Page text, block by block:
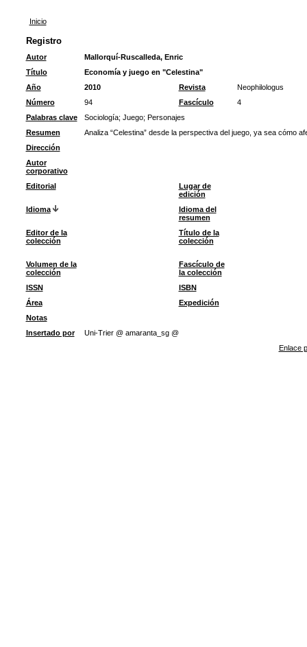
Inicio
Registro
Autor
Mallorquí-Ruscalleda, Enric
Título
Economía y juego en "Celestina"
Año
2010 Revista
Neophilologus
Número
94 Fascículo
4
Palabras clave
Sociología; Juego; Personajes
Resumen
Analiza “Celestina” desde la perspectiva del juego, ya sea cómo
Dirección
Autor
corporativo
Editorial
Lugar de
edición
Idioma
Idioma del
resumen
Editor de la
colección
Título de la
colección
Volumen de la
colección
Fascículo de
la colección
ISSN
ISBN
Área
Expedición
Notas
Insertado por
Uni-Trier @ amaranta_sg @
Enlace